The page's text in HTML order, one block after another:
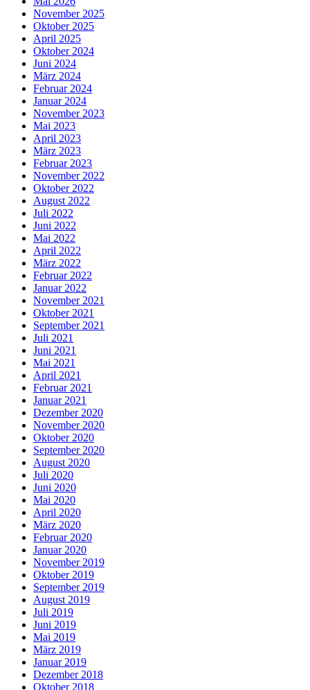
November 2025
Oktober 2025
April 2025
Oktober 2024
Juni 2024
März 2024
Februar 2024
Januar 2024
November 2023
Mai 2023
April 2023
März 2023
Februar 2023
November 2022
Oktober 2022
August 2022
Juli 2022
Juni 2022
Mai 2022
April 2022
März 2022
Februar 2022
Januar 2022
November 2021
Oktober 2021
September 2021
Juli 2021
Juni 2021
Mai 2021
April 2021
Februar 2021
Januar 2021
Dezember 2020
November 2020
Oktober 2020
September 2020
August 2020
Juli 2020
Juni 2020
Mai 2020
April 2020
März 2020
Februar 2020
Januar 2020
November 2019
Oktober 2019
September 2019
August 2019
Juli 2019
Juni 2019
Mai 2019
März 2019
Januar 2019
Dezember 2018
Oktober 2018